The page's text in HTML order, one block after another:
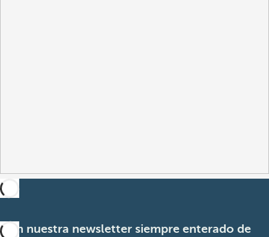
Con nuestra newsletter siempre enterado de